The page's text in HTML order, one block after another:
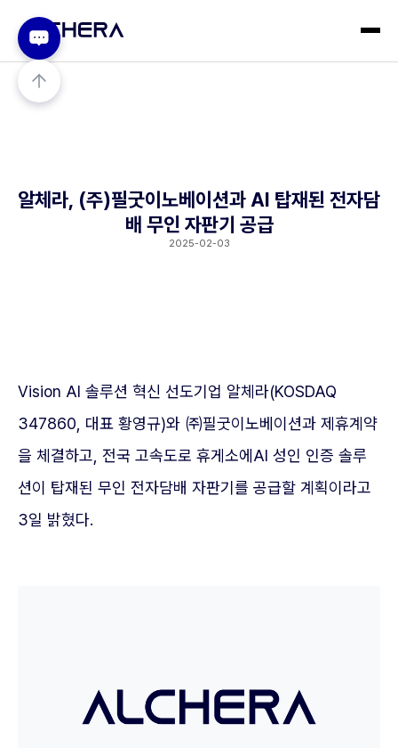
알체라, (주)필굿이노베이션과 AI 탑재된 전자담
배 무인 자판기 공급
2025-02-03
Vision AI 솔루션 혁신 선도기업 알체라(KOSDAQ
347860, 대표 황영규)와 ㈜필굿이노베이션과 제휴계약
을 체결하고, 전국 고속도로 휴게소에AI 성인 인증 솔루
션이 탑재된 무인 전자담배 자판기를 공급할 계획이라고
3일 밝혔다.